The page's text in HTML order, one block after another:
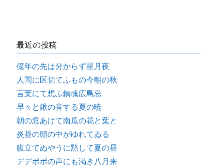
最近の投稿
億年の先は分からず星月夜
人間に区切てふもの今朝の秋
言葉にて想ふ鎮魂広島忌
早々と鍬の音する夏の暁
朝の窓あけて南瓜の花と葉と
炎昼の頭の中がゆれてゐる
腹立てぬやうに黙して夏の昼
デデポポの声にも渇き八月来